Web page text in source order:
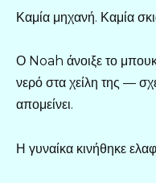
Καμία μηχανή. Καμία
Ο Noah άνοιξε το
νερό στα χείλη της —
απομείνει.
Η γυναίκα κινήθηκε